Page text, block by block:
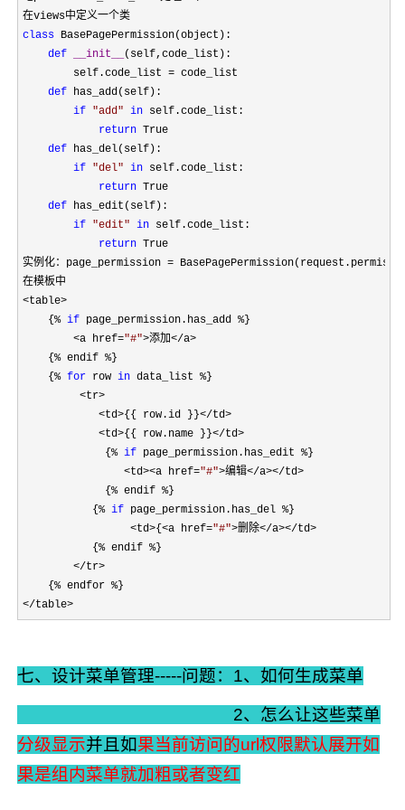
class BasePagePermission(object):
def
__init__
(self,code_list):
        self.code_list
= code_list
def has_add(self):
if "add" in self.code_list:
return True
def has_del(self):
if "del" in self.code_list:
return True
def has_edit(self):
if "edit" in self.code_list:
return True
实例化：page_permission =
<table>
    {
% if page_permission.has_add %}
<a href="#">添加</a>
    {
% endif %}
    {
% for row in data_list %}
<tr>
            <td>{{ row.id }}</td>
            <td>{{ row.name }}</td>
             {
% if page_permission.has_edit %}
<td><a href="#">编辑</a></td>
             {
% endif %}
           {
% if page_permission.has_del %}
<td>{<a href="#">删除</a></td>
           {
% endif %}
</tr>
    {
% endfor %
</table>
七、设计菜单管理-----问题：1、如何生成菜单
2、怎么让这些菜单
分级显示并且如果当前访问的url权限默认展开如
果是组内菜单就加粗或者变红